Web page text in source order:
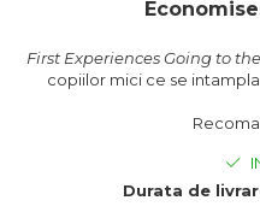
First Experiences Going to
copiilor mici ce se
Durata de